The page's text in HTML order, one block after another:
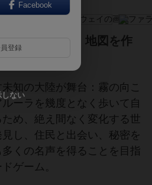
す未知の大陸。地図を作
よう。
知の大陸が舞台：霧の向こ
ーラを幾度となく歩いて自
め、絶え間なく変化する世
し、住民と出会い、秘密を
くの名声を得ることを目指
ゲーム。
Facebook
登録
しない